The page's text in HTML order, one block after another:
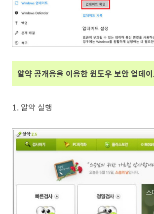
알약 공개용을 이용한 윈도우 보안 업데
1. 알약 실행